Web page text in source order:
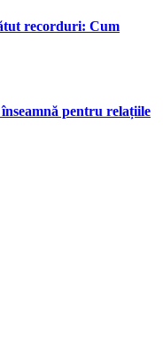
recorduri: Cum
pentru relațiile